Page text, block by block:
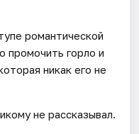
романтической
промочить горло и
никак его не
не рассказывал.